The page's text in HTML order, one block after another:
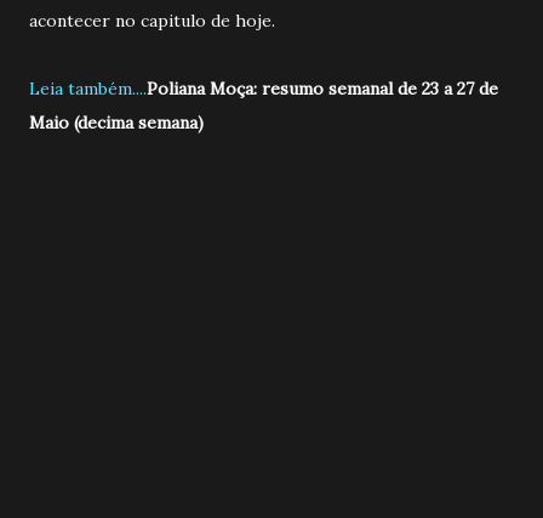
acontecer no capitulo de hoje.
Leia também....Poliana Moça: resumo semanal de 23 a 27 de
Maio (decima semana)